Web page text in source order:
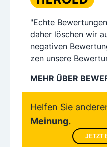
"Echte
daher löschen wir
negativen
zen unsere
MEHR ÜBER
Helfen Sie
Meinung.
JETZT